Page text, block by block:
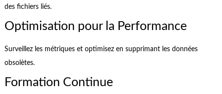
des fichiers liés.
Optimisation pour la Performance
Surveillez les métriques et optimisez en supprimant les données
obsolètes.
Formation Continue